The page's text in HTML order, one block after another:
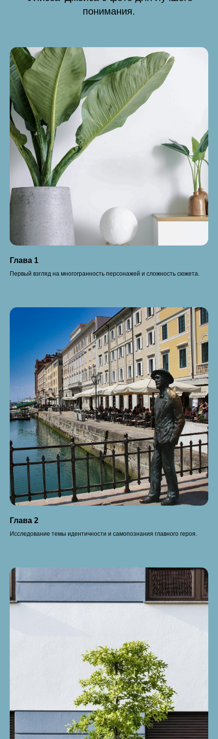
понимания.
Глава 1
Первый взгляд на многогранность персонажей и сложность сюжета.
Глава 2
Исследование темы идентичности и самопознания главного героя.